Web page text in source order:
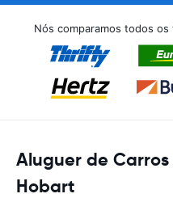
Nós comparamos todos
Aluguer de
Hobart